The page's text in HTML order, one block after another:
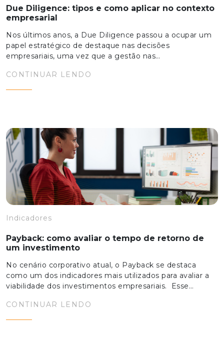
Due Diligence: tipos e como aplicar no contexto
empresarial
Nos últimos anos, a Due Diligence passou a ocupar um
papel estratégico de destaque nas decisões
empresariais, uma vez que a gestão nas…
CONTINUAR LENDO
Indicadores
Payback: como avaliar o tempo de retorno de
um investimento
No cenário corporativo atual, o Payback se destaca
como um dos indicadores mais utilizados para avaliar a
viabilidade dos investimentos empresariais. Esse…
CONTINUAR LENDO